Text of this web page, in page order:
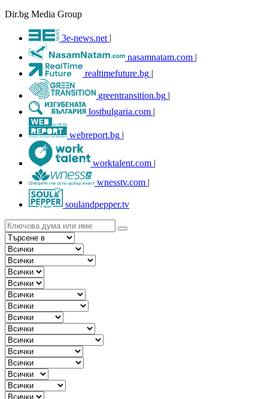
Dir.bg Media Group
3e-news.net
nasamnatam.com |
realtimefuture.bg |
greentransition.bg |
lostbulgaria.com |
webreport.bg |
worktalent.com |
wnesstv.com |
soulandpepper.tv